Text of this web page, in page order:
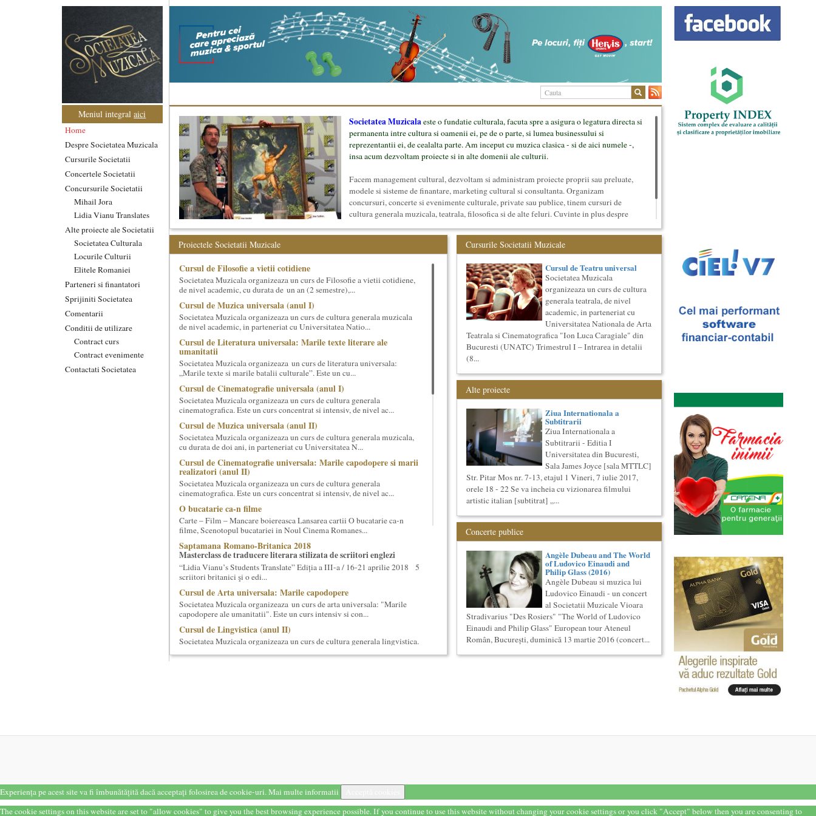
Meniul integralaici
Home
Despre Societatea Muzicala
Cursurile Societatii
Concertele Societatii
Concursurile Societatii
Mihail Jora
Lidia Vianu Translates
Alte proiecte ale Societatii
Societatea Culturala
Locurile Culturii
Elitele Romaniei
Parteneri si finantatori
Sprijiniti Societatea
Comentarii
Conditii de utilizare
Contract curs
Contract evenimente
Contactati Societatea
Societatea Muzicalaeste o fundatie culturala, facuta spre a asigura o legatura directa si
permanenta intre cultura si oamenii ei, pe de o parte, si lumea businessului si
reprezentantii ei, de cealalta parte. Am inceput cu muzica clasica - si de aici numele -,
insa acum dezvoltam proiecte si in alte domenii ale culturii.
Facem management cultural, dezvoltam si administram proiecte proprii sau preluate,
modele si sisteme de finantare, marketing cultural si consultanta. Organizam
concursuri, concerte si evenimente culturale, private sau publice, tinem cursuri de
cultura generala muzicala, teatrala, filosofica si de alte feluri. Cuvinte in plus despre
mai jos.
Proiectele Societatii Muzicale
Cursul de Filosofie a vietii cotidiene
Societatea Muzicala organizeaza un curs de Filosofie a vietii cotidiene,
de nivel academic, cu durata de un an (2 semestre),...
Cursul de Muzica universala (anul I)
Societatea Muzicala organizeaza un curs de cultura generala muzicala
de nivel academic, in parteneriat cu Universitatea Natio...
Cursul de Literatura universala: Marile texte literare ale
umanitatii
Societatea Muzicala organizeaza un curs de literatura universala:
„Marile texte si marile batalii culturale”. Este un cu...
Cursul de Cinematografie universala (anul I)
Societatea Muzicala organizeaza un curs de cultura generala
cinematografica. Este un curs concentrat si intensiv, de nivel ac...
Cursul de Muzica universala (anul II)
Societatea Muzicala organizeaza un curs de cultura generala muzicala,
cu durata de doi ani, in parteneriat cu Universitatea N...
Cursul de Cinematografie universala: Marile capodopere si marii
realizatori (anul II)
Societatea Muzicala organizeaza un curs de cultura generala
cinematografica. Este un curs concentrat si intensiv, de nivel ac...
O bucatarie ca-n filme
Carte – Film – Mancare boiereasca Lansarea cartii O bucatarie ca-n
filme, Scenotopul bucatariei in Noul Cinema Romanes...
Saptamana Romano-Britanica 2018
Masterclass de traducere literara stilizata de scriitori englezi
“Lidia Vianu’s Students Translate” Ediția a III-a / 16-21 aprilie 2018 5
scriitori britanici şi o edi...
Cursul de Arta universala: Marile capodopere
Societatea Muzicala organizeaza un curs de arta universala: "Marile
capodopere ale umanitatii". Este un curs intensiv si con...
Cursul de Lingvistica (anul II)
Societatea Muzicala organizeaza un curs de cultura generala lingvistica.
Maicanescu, in engleza, supratitrat in romana; Spectacolul de inchidere
Cursul de Filosofie generala (anul I)
Societatea Muzicala organizeaza un curs de Filosofie Generala, de nivel
Cursurile Societatii Muzicale
Cursul de Teatru universal
Societatea Muzicala
organizeaza un curs de cultura
generala teatrala, de nivel
academic, in parteneriat cu
Universitatea Nationala de Arta
Teatrala si Cinematografica "Ion Luca Caragiale" din
Bucuresti (UNATC) Trimestrul I – Intrarea in detalii
(8...
Alte proiecte
Ziua Internationala a
Subtitrarii
Ziua Internationala a
Subtitrarii - Editia I
Universitatea din Bucuresti,
Sala James Joyce [sala MTTLC]
Str. Pitar Mos nr. 7-13, etajul 1 Vineri, 7 iulie 2017,
orele 18 - 22 Se va incheia cu vizionarea filmului
artistic italian [subtitrat] „...
Concerte publice
Angèle Dubeau and The World
of Ludovico Einaudi and
Philip Glass (2016)
Angèle Dubeau si muzica lui
Ludovico Einaudi - un concert
al Societatii Muzicale Vioara
Stradivarius "Des Rosiers" "The World of Ludovico
Einaudi and Philip Glass" European tour Ateneul
Român, București, duminică 13 martie 2016 (concert...
Experiența pe acest site va fi îmbunătățită dacă acceptați folosirea de cookie-uri.Mai multe informatii
The cookie settings on this website are set to "allow cookies" to give you the best browsing experience possible. If you continue to use this website without changing your cookie settings or you click "Accept" below then you are consenting to